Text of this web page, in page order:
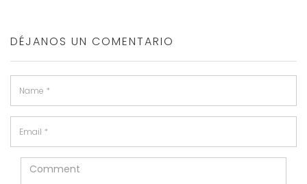
DÉJANOS UN COMENTARIO